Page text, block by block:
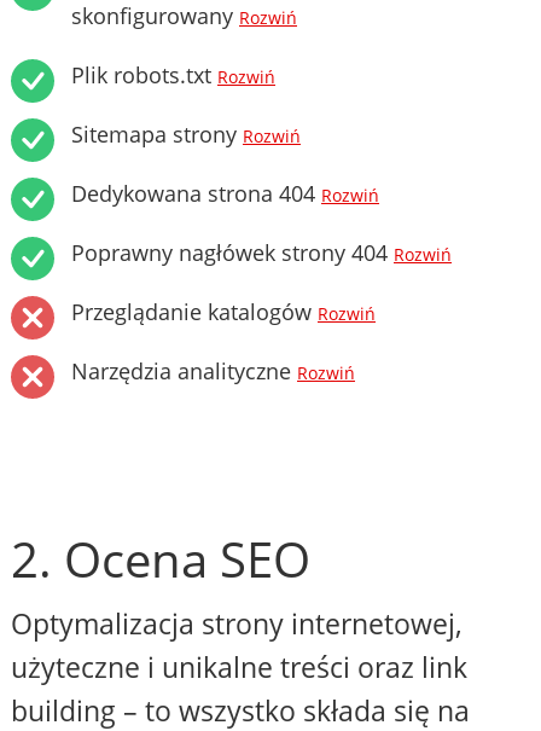
skonfigurowany Rozwiń
Plik robots.txt Rozwiń
Sitemapa strony Rozwiń
Dedykowana strona 404 Rozwiń
Poprawny nagłówek strony 404 Rozwiń
Przeglądanie katalogów Rozwiń
Narzędzia analityczne Rozwiń
2. Ocena SEO
Optymalizacja strony internetowej,
użyteczne i unikalne treści oraz link
building – to wszystko składa się na